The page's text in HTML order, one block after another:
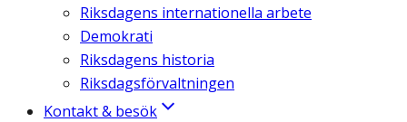
Riksdagens internationella arbete
Demokrati
Riksdagens historia
Riksdagsförvaltningen
Kontakt & besök